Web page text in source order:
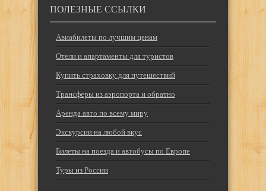
ПОЛЕЗНЫЕ ССЫЛКИ
Авиабилеты по лучшим ценам
Отели и апартаменты для туристов
Купить страховку для путешествий
Трансферы из аэропорта и обратно
Аренда авто по всему миру
Экскурсии на любой вкус
Билеты на поезда и автобусы по Европе
Туры из России